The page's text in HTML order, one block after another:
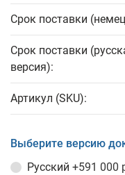
Срок поставки
Срок поставки
версия):
Артикул (SKU):
Выберите версию
Русский +591 000